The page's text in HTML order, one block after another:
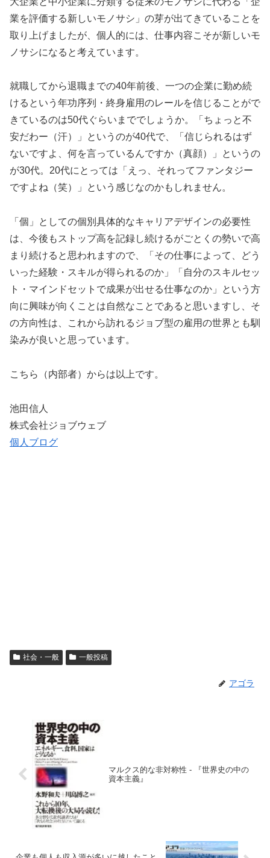
業を評価する新しいモノサシ」の芽が出てきていることを
取り上げましたが、個人的には、仕事内容こそが新しいモ
ノサシになると考えています。
就職してから退職までの40年前後、一つの企業に勤め続
けるという年功序列・終身雇用のレールを信じることがで
きているのは50代ぐらいまででしょうか。「ちょっと不
安だわー（汗）」というのが40代で、「信じられるはず
ないですよ、何を言っているんですか（真顔）」というの
が30代。20代にとっては「えっ、それってファンタジー
ですよね（笑）」という感じなのかもしれません。
「個」としての個別具体的なキャリアデザインの必要性
は、今後もストップ高を記録し続けるがごとくの勢いで高
まり続けると思われますので、「その仕事によって、どう
いった経験・スキルが得られるのか」「自分のスキルセッ
ト・マインドセットで成果が出せる仕事なのか」という方
向に興味が向くことは自然なことであると思いますし、そ
の方向性は、これから訪れるジョブ型の雇用の世界とも馴
染みが良いと思っています。
こちら（内部者）からは以上です。
池田信人
株式会社ジョブウェブ
個人ブログ
社会・一般 一般投稿
アゴラ
マルクス的な非対称性 - 『世界史の中の
資本主義』